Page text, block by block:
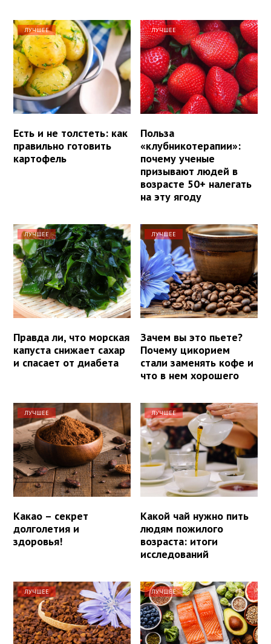
ЛУЧШЕЕ
Есть и не толстеть: как
правильно готовить
картофель
ЛУЧШЕЕ
Польза
«клубникотерапии»:
почему ученые
призывают людей в
возрасте 50+ налегать
на эту ягоду
ЛУЧШЕЕ
Правда ли, что морская
капуста снижает сахар
и спасает от диабета
ЛУЧШЕЕ
Зачем вы это пьете?
Почему цикорием
стали заменять кофе и
что в нем хорошего
ЛУЧШЕЕ
Какао – секрет
долголетия и
здоровья!
ЛУЧШЕЕ
Какой чай нужно пить
людям пожилого
возраста: итоги
исследований
ЛУЧШЕЕ ЛУЧШЕЕ